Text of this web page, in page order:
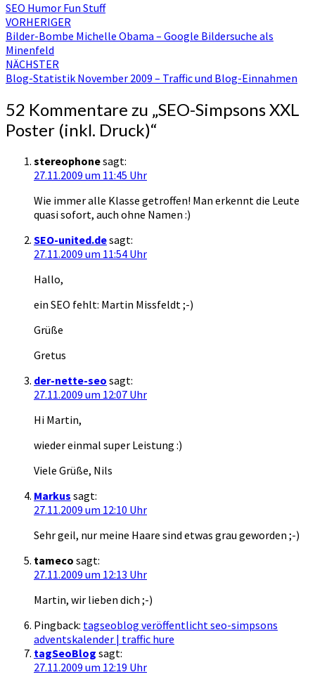
SEO Humor Fun Stuff
Beitragsnavigation
VORHERIGER
Bilder-Bombe Michelle Obama – Google Bildersuche als
Minenfeld
NÄCHSTER
Blog-Statistik November 2009 – Traffic und Blog-Einnahmen
52 Kommentare zu „SEO-Simpsons XXL
Poster (inkl. Druck)“
stereophonesagt:
27.11.2009 um 11:45 Uhr
Wie immer alle Klasse getroffen! Man erkennt die Leute
quasi sofort, auch ohne Namen :)
SEO-united.desagt:
27.11.2009 um 11:54 Uhr
Hallo,
ein SEO fehlt: Martin Missfeldt ;-)
Grüße
Gretus
der-nette-seo sagt:
27.11.2009 um 12:07 Uhr
Hi Martin,
wieder einmal super Leistung :)
Viele Grüße, Nils
Markus sagt:
27.11.2009 um 12:10 Uhr
Sehr geil, nur meine Haare sind etwas grau geworden ;-)
tameco sagt:
27.11.2009 um 12:13 Uhr
Martin, wir lieben dich ;-)
Pingback: tagseoblog veröffentlicht seo-simpsons
adventskalender | traffic hure
tagSeoBlog sagt:
27.11.2009 um 12:19 Uhr